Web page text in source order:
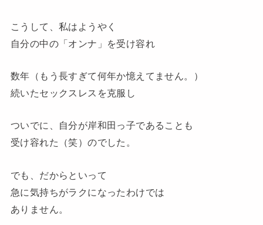
こうして、私はようやく
自分の中の「オンナ」を受け容れ
数年（もう長すぎて何年か憶えてません。）
続いたセックスレスを克服し
ついでに、自分が岸和田っ子であることも
受け容れた（笑）のでした。
でも、だからといって
急に気持ちがラクになったわけでは
ありません。